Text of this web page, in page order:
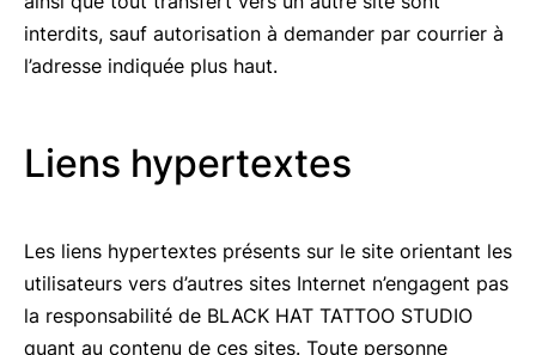
interdits, sauf autorisation à demander par courrier à
l’adresse indiquée plus haut.
Liens hypertextes
Les liens hypertextes présents sur le site orientant les
utilisateurs vers d’autres sites Internet n’engagent pas
la responsabilité de BLACK HAT TATTOO STUDIO
quant au contenu de ces sites. Toute personne